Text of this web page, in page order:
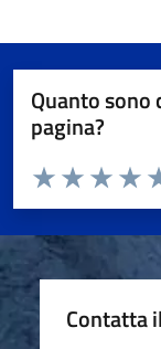
Quanto sono
pagina?
Valuta da 1 a 5 stelle
Valuta 3
Valuta 2
Valuta 1 stelle
Contatta